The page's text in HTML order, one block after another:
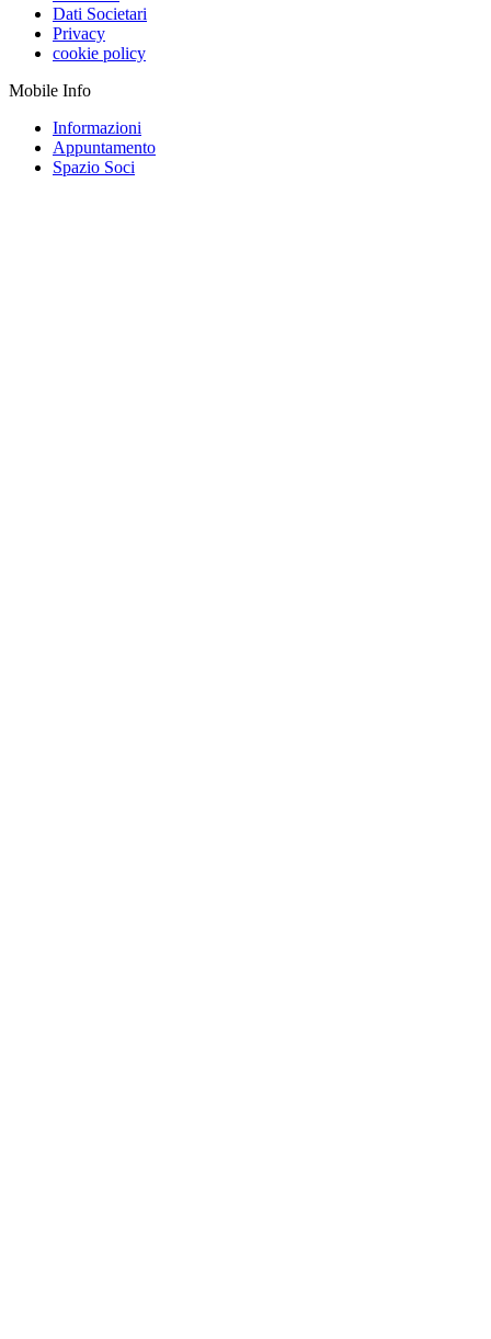
Dati Societari
Privacy
cookie policy
Mobile Info
Informazioni
Appuntamento
Spazio Soci